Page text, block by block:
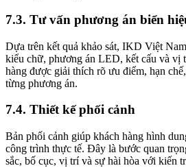
7.3. Tư vấn phương án biển
Dựa trên kết quả khảo sát, IKD Việt
kiểu chữ, phương án LED, kết cấu và vị
hàng được giải thích rõ ưu điểm, hạn
từng phương án.
7.4. Thiết kế phối cảnh
Bản phối cảnh giúp khách hàng hình
công trình thực tế. Đây là bước quan
sắc, bố cục, vị trí và sự hài hòa với kiến